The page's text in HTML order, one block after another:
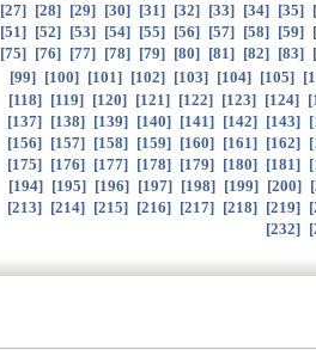
[27] [28] [29] [30] [31] [32] [33] [34] [35] [
[51] [52] [53] [54] [55] [56] [57] [58] [59] [
[75] [76] [77] [78] [79] [80] [81] [82] [83] [
[99] [100] [101] [102] [103] [104] [105] [
[118] [119] [120] [121] [122] [123] [124] [
[137] [138] [139] [140] [141] [142] [143] [
[156] [157] [158] [159] [160] [161] [162] [
[175] [176] [177] [178] [179] [180] [181] [
[194] [195] [196] [197] [198] [199] [200] [
[213] [214] [215] [216] [217] [218] [219] [
[232] [